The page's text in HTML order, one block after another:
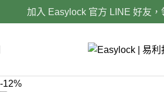
加入 Easylock 官方 LINE 好友
-12%